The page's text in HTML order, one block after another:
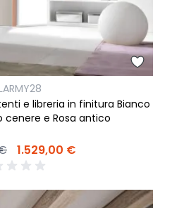
in finitura Bianco
cenere e Rosa antico
1.529,00 €